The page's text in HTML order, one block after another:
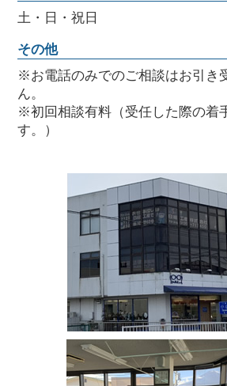
土・日・祝日
その他
※お電話のみでのご相談はお引き
ん。
※初回相談有料（受任した際の着
す。）